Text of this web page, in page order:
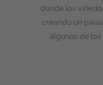
donde los
creando un
algunos de los